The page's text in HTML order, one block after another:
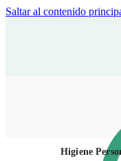
Saltar al contenido
Higiene